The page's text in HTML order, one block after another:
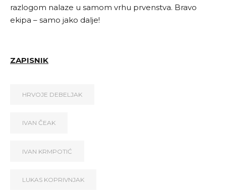
razlogom nalaze u samom vrhu prvenstva. Bravo
ekipa – samo jako dalje!
ZAPISNIK
HRVOJE DEBELJAK
IVAN ČEAK
IVAN KRMPOTIĆ
LUKAS KOPRIVNJAK